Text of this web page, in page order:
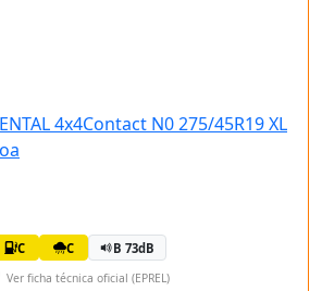
C C B 73dB
Ver ficha técnica oficial (EPREL)